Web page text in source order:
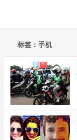
标签：手机